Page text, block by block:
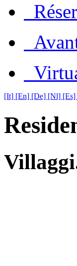
[It] [En] [De] [Nl] [Es]